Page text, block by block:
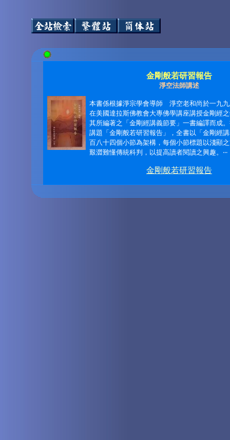
金剛般若研習報告
淨空法師講述
本書係根據淨宗學會導師 淨空老和尚於一九
在美國達拉斯佛教會大專佛學講座講授金剛經
其所編著之「金剛經講義節要」一書編譯而成
講題「金剛般若研習報告」，全書以「金剛經
百八十四個小節為架構，每個小節標題以淺顯
艱澀難懂傳統科判，以提高讀者閱讀之興趣。 ‧‧‧
金剛般若研習報告